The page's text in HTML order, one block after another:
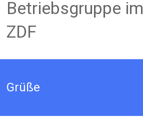
Betriebsgruppe im
ZDF
Grüße